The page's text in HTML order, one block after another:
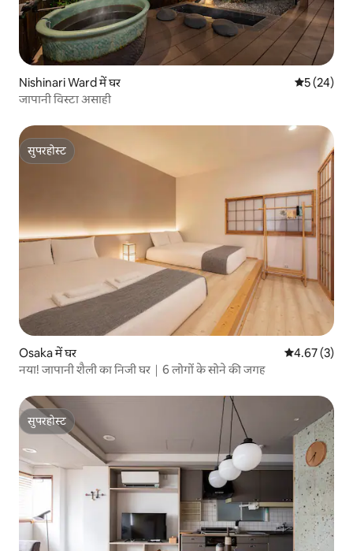
Nishinari Ward में घर औसत रेटिंग
5 (24)
जापानी विस्टा असाही
सुपरहोस्ट
सुपरहोस्ट
Osaka में घर औसत रेटिंग 5 में
4.67 (3)
नया! जापानी शैली का निजी घर｜6 लोगों के सोने की जगह
सुपरहोस्ट
सुपरहोस्ट